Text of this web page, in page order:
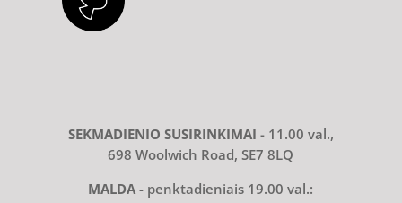
SEKMADIENIO SUSIRINKIMAI - 11.00 val.,
698 Woolwich Road, SE7 8LQ
MALDA- penktadieniais 19.00 val.: